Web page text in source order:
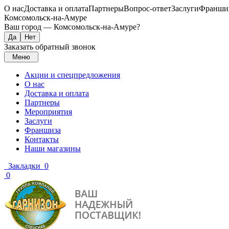
О насДоставка и оплатаПартнерыВопрос-ответЗаслуги
Комсомольск-на-Амуре
Ваш город — Комсомольск-на-Амуре?
Заказать обратный звонок
Меню
Акции и спецпредложения
О нас
Доставка и оплата
Партнеры
Мероприятия
Заслуги
Франшиза
Контакты
Наши магазины
Закладки 0
0